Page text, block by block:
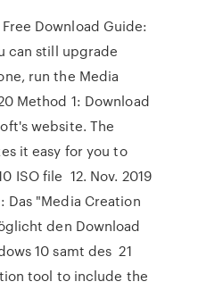
Download Guide:
can still upgrade
run the Media
Method 1: Download
website. The
it easy for you to
ISO file 12. Nov. 2019
Das "Media Creation
den Download
10 samt des 21
tool to include the